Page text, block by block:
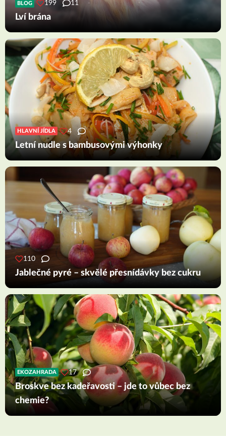
BLOG 199 11
Lví brána
HLAVNÍ JÍDLA 4
Letní nudle s bambusovými výhonky
110
Jablečné pyré – skvělé přesnídávky bez cukru
EKOZAHRADA 17
Broskve bez kadeřavosti – jde to vůbec bez
chemie?